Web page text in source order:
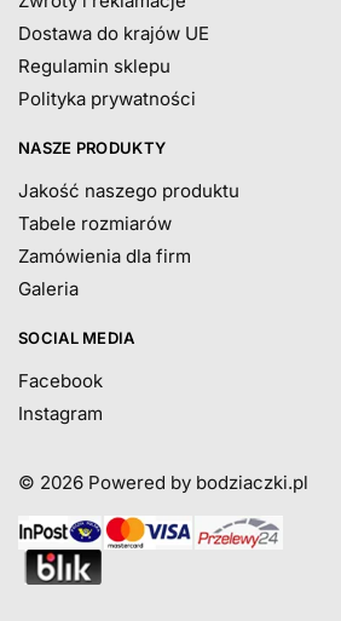
Dostawa do krajów UE
Regulamin sklepu
Polityka prywatności
NASZE PRODUKTY
Jakość naszego produktu
Tabele rozmiarów
Zamówienia dla firm
Galeria
SOCIAL MEDIA
Facebook
Instagram
© 2026 Powered by bodziaczki.pl